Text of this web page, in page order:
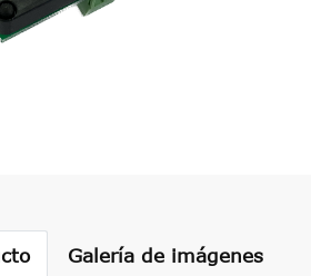
Galería de imágenes